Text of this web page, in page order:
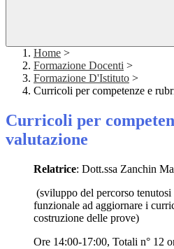
Home >
Formazione Docenti >
Formazione D'Istituto >
Curricoli per competenze e
Curricoli per
valutazione
Relatrice: Dott.ssa Zanchin
(sviluppo del percorso
funzionale ad aggiornare i
costruzione delle prove)
Ore 14:00-17:00, Totali n° 12